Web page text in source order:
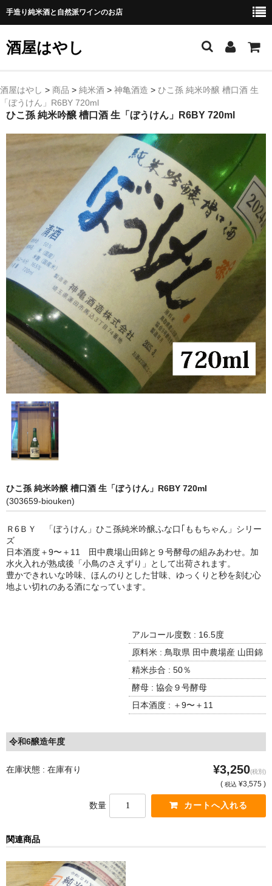
手造り純米酒と自然派ワインのお店
酒屋はやし
ホーム
商品カテゴリー
純 米 酒
よえもん 川村酒造店（岩手県花巻市）
田从･月下の舞 舞鶴酒造（秋田県横手市）
綿屋 金の井酒造（宮城県栗原市）
大七 大七酒造（福島県二本松市）
宗玄 宗玄酒造（石川県珠洲市）
神亀 神亀酒造（埼玉県蓮田市）
隆・丹沢山 川西屋酒造店（神奈川県足柄上郡）
長珍 長珍酒造（愛知県津島市）
天遊琳・伊勢の白酒 タカハシ酒造（三重県四日市市）
るみ子の酒・英・妙の華 森喜酒造（三重県伊賀市）
大治郎・喜量能 畑酒造（滋賀県東近江市）
秋鹿・奥鹿 秋鹿酒造（大阪府豊能郡能勢町）
竹泉 田治米（兵庫県朝来市）
諏訪泉 諏訪酒造（鳥取県八頭郡智頭町）
✚旭日 旭日酒造（島根県出雲市）
小鹿 小鹿酒造（鹿児島県鹿屋市)
明るい農村 霧島町蒸留所（鹿児島県霧島市）
鉄輪 瑞鷹（熊本県熊本市）
自 然 派 ワ イ ン
Valerie Frison（ｳﾞｧﾚﾘｰ･ﾌﾘｿﾞﾝ）
酒屋はやし > 商品 > 純米酒 > 神亀酒造 > ひこ孫 純米吟醸 槽口酒 生
「ぼうけん」R6BY 720ml
ひこ孫 純米吟醸 槽口酒 生「ぼうけん」R6BY 720ml
ひこ孫 純米吟醸 槽口酒 生「ぼうけん」R6BY 720ml
(303659-biouken)
Ｒ6ＢＹ 「ぼうけん」ひこ孫純米吟醸ふな口｢ももちゃん」シリー
ズ
日本酒度＋9〜＋11 田中農場山田錦と９号酵母の組みあわせ。加
水火入れが熟成後「小鳥のさえずり」として出荷されます。
豊かできれいな吟味、ほんのりとした甘味、ゆっくりと秒を刻む心
地よい切れのある酒になっています。
アルコール度数 : 16.5度
原料米 : 鳥取県 田中農場産 山田錦
精米歩合 : 50％
酵母 : 協会９号酵母
日本酒度 : ＋9〜＋11
令和6醸造年度
在庫状態 : 在庫有り ¥3,250(税別)
( 税込 ¥3,575 )
数量
関連商品